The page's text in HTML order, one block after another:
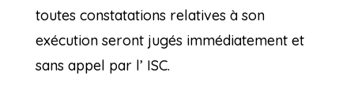
toutes constatations relatives à son
exécution seront jugés immédiatement et
sans appel par l’ ISC.